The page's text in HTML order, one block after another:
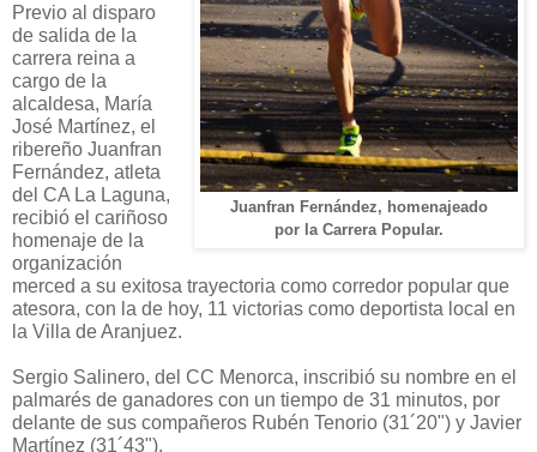
Juanfran Fernández, homenajeado
por la Carrera Popular.
Previo al disparo
de salida de la
carrera reina a
cargo de la
alcaldesa, María
José Martínez, el
ribereño Juanfran
Fernández, atleta
del CA La Laguna,
recibió el cariñoso
homenaje de la
organización
merced a su exitosa trayectoria como corredor popular que
atesora, con la de hoy, 11 victorias como deportista local en
la Villa de Aranjuez.
Sergio Salinero, del CC Menorca, inscribió su nombre en el
palmarés de ganadores con un tiempo de 31 minutos, por
delante de sus compañeros Rubén Tenorio (31´20") y Javier
Martínez (31´43").